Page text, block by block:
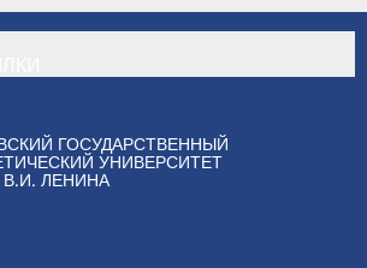
ГОСУДАРСТВЕННЫЙ
УНИВЕРСИТЕТ
ЛЕНИНА